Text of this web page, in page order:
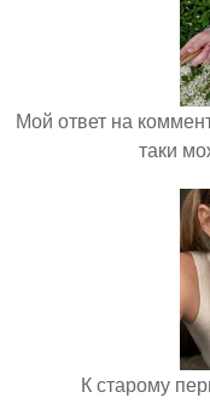
Мой ответ на
таки
К старому